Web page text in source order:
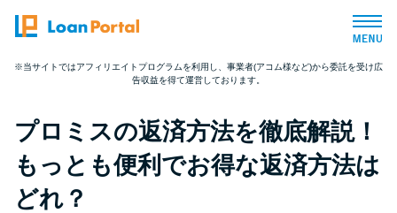
トップページ
おすすめコンテンツ
※当サイトではアフィリエイトプログラムを利用し、事業者(アコム様など)から委託を受け広
告収益を得て運営しております。
プロミスの返済方法を徹底解説！
もっとも便利でお得な返済方法は
どれ？